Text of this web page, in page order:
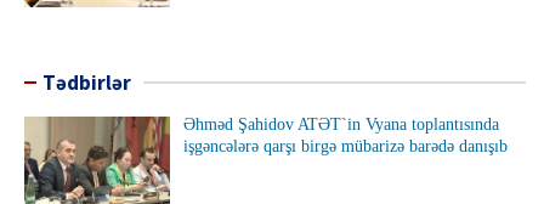
Tədbirlər
Əhməd Şahidov ATƏT`in Vyana toplantısında
işgəncələrə qarşı birgə mübarizə barədə danışıb